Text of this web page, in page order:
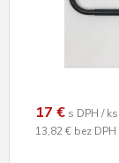
17 € s DPH / ks
13,82 € bez DPH